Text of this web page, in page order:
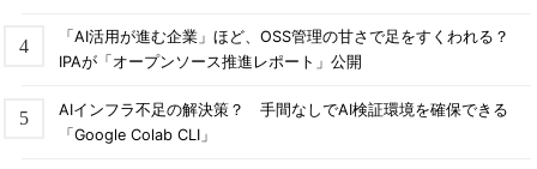
「AI活用が進む企業」ほど、OSS管理の甘さで足をすくわれる？
IPAが「オープンソース推進レポート」公開
AIインフラ不足の解決策？ 手間なしでAI検証環境を確保できる
「Google Colab CLI」